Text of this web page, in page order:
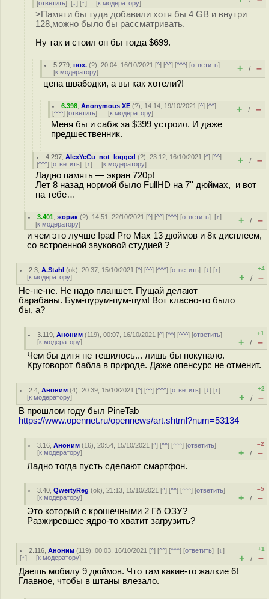
[ответить] [↓] [↑] [к модератору]
>Памяти бы туда добавили хотя бы 4 GB и внутри
128,можно было бы рассматривать.
Ну так и стоил он бы тогда $699.
5.279 ,пох. (?), 20:04, 16/10/2021 [^] [^^] [^^^] [ответить]
[к модератору] + / –
цена шва6одки, а вы как хотели?!
6.398 ,Anonymous XE (?), 14:14, 19/10/2021 [^] [^^]
[^^^] [ответить] [к модератору] + / –
Меня бы и сабж за $399 устроил. И даже
предшественник.
4.297 ,AlexYeCu_not_logged (?), 23:12, 16/10/2021 [^] [^^]
[^^^] [ответить] [↑] [к модератору] + / –
Ладно память — экран 720p!
Лет 8 назад нормой было FullHD на 7'' дюймах, и вот
на тебе…
3.401 ,жорик (?), 14:51, 22/10/2021 [^] [^^] [^^^] [ответить][↑]
[к модератору] + / –
и чем это лучше Ipad Pro Max 13 дюймов и 8к дисплеем,
со встроенной звуковой студией ?
2.3 ,A.Stahl (ok), 20:37, 15/10/2021 [^] [^^] [^^^] [ответить][↓] [↑]
[к модератору]
+4
+ / –
Не-не-не. Не надо планшет. Пущай делают
барабаны. Бум-пурум-пум-пум! Вот класно-то было
бы, а?
3.119 ,Аноним (119), 00:07, 16/10/2021 [^] [^^] [^^^] [ответить]
[к модератору]
+1
+ / –
Чем бы дитя не тешилось... лишь бы покупало.
Круговорот бабла в природе. Даже опенсурс не отменит.
2.4 ,Аноним (4), 20:39, 15/10/2021 [^] [^^] [^^^] [ответить][↓] [↑]
[к модератору]
+2
+ / –
В прошлом году был PineTab
https://www.opennet.ru/opennews/art.shtml?num=53134
3.16 ,Аноним (16), 20:54, 15/10/2021 [^] [^^] [^^^] [ответить]
[к модератору]
–2
+ / –
Ладно тогда пусть сделают смартфон.
3.40 ,QwertyReg (ok), 21:13, 15/10/2021 [^] [^^] [^^^] [ответить]
[к модератору]
–5
+ / –
Это который с крошечными 2 Гб ОЗУ?
Разжиревшее ядро-то хватит загрузить?
2.116 ,Аноним (119), 00:03, 16/10/2021 [^] [^^] [^^^] [ответить][↓]
[↑] [к модератору]
+1
+ / –
Даешь мобилу 9 дюймов. Что там какие-то жалкие 6!
Главное, чтобы в штаны влезало.